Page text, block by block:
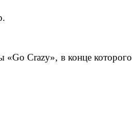
Crazy», в конце которого